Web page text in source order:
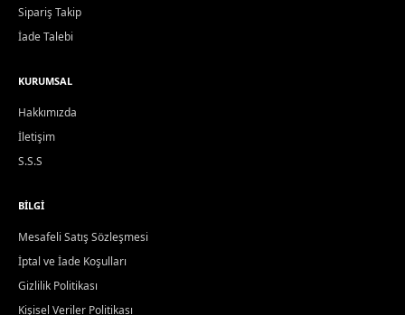
Sipariş Takip
İade Talebi
KURUMSAL
Hakkımızda
İletişim
S.S.S
BILGI
Mesafeli Satış Sözleşmesi
İptal ve İade Koşulları
Gizlilik Politikası
Kişisel Veriler Politikası